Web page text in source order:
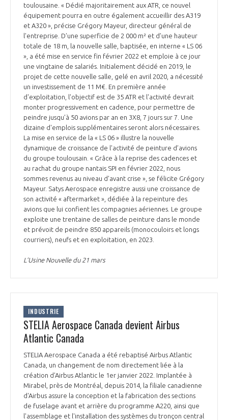
NOS RÉSEAUX À L'INTERNATIONAL
COMITÉ AERO PME
STARTAIR
COMMISSIONS ET COMITÉS
LES PROGRAMMES DU GIFAS
UN ÉCOSYSTÈME INTÉGRÉ ET COHÉRENT
POURQUOI DEVENIR MEMBRE ?
LA MÉDIATION
LA MÉDIATION DANS LA FILIÈRE AÉRONAUTIQUE ET SPATIALE
LE MÉDIATEUR DE LA FILIÈRE AÉRONAUTIQUE ET SPATIALE
MÉDIATION ET CHARTE D’ENGAGEMENT SUR LES RELATIONS ENTRE
CLIENTS ET FOURNISSEURS
LA MÉDIATION AU-DELÀ DE LA FILIÈRE AÉRONAUTIQUE ET SPATIALE
PRENDRE CONTACT AVEC LE MÉDIATEUR DE LA FILIÈRE
LE SALON DU BOURGET
L'OBSERVATOIRE
CHIFFRES CLÉS
LES ENJEUX
COMPÉTITIVITÉ
EMPLOI & FORMATION
ENVIRONNEMENT
INTERNATIONALISATION
LES PUBLICATIONS
DOCUMENTS & BROCHURES
RAPPORTS D'ACTIVITÉS
toulousaine. « Dédié majoritairement aux ATR, ce nouvel
équipement pourra en outre également accueillir des A319
et A320 », précise Grégory Mayeur, directeur général de
l'entreprise. D’une superficie de 2 000 m² et d’une hauteur
totale de 18 m, la nouvelle salle, baptisée, en interne « LS 06
», a été mise en service fin février 2022 et emploie à ce jour
une vingtaine de salariés. Initialement décidé en 2019, le
projet de cette nouvelle salle, gelé en avril 2020, a nécessité
un investissement de 11 M€. En première année
d'exploitation, l'objectif est de 35 ATR et l'activité devrait
monter progressivement en cadence, pour permettre de
peindre jusqu’à 50 avions par an en 3X8, 7 jours sur 7. Une
dizaine d'emplois supplémentaires seront alors nécessaires.
La mise en service de la « LS 06 » illustre la nouvelle
dynamique de croissance de l'activité de peinture d’avions
du groupe toulousain. « Grâce à la reprise des cadences et
au rachat du groupe nantais SPI en février 2022, nous
sommes revenus au niveau d'avant crise », se félicite Grégory
Mayeur. Satys Aerospace enregistre aussi une croissance de
son activité « aftermarket », dédiée à la repeinture des
avions que lui confient les compagnies aériennes. Le groupe
exploite une trentaine de salles de peinture dans le monde
et prévoit de peindre 850 appareils (monocouloirs et longs
courriers), neufs et en exploitation, en 2023.
L’Usine Nouvelle du 21 mars
INDUSTRIE
STELIA Aerospace Canada devient Airbus
Atlantic Canada
STELIA Aerospace Canada a été rebaptisé Airbus Atlantic
Canada, un changement de nom directement liée à la
création d'Airbus Atlantic le 1er janvier 2022. Implantée à
Mirabel, près de Montréal, depuis 2014, la filiale canadienne
d'Airbus assure la conception et la fabrication des sections
de fuselage avant et arrière du programme A220, ainsi que
l'assemblage et l'installation des systèmes du tronçon central
Découvrez les avantages d'adhérer au GIFAS.
Rencontres, salons, données sectorielles,
programmes ...
DEMANDE D’ADHÉSION